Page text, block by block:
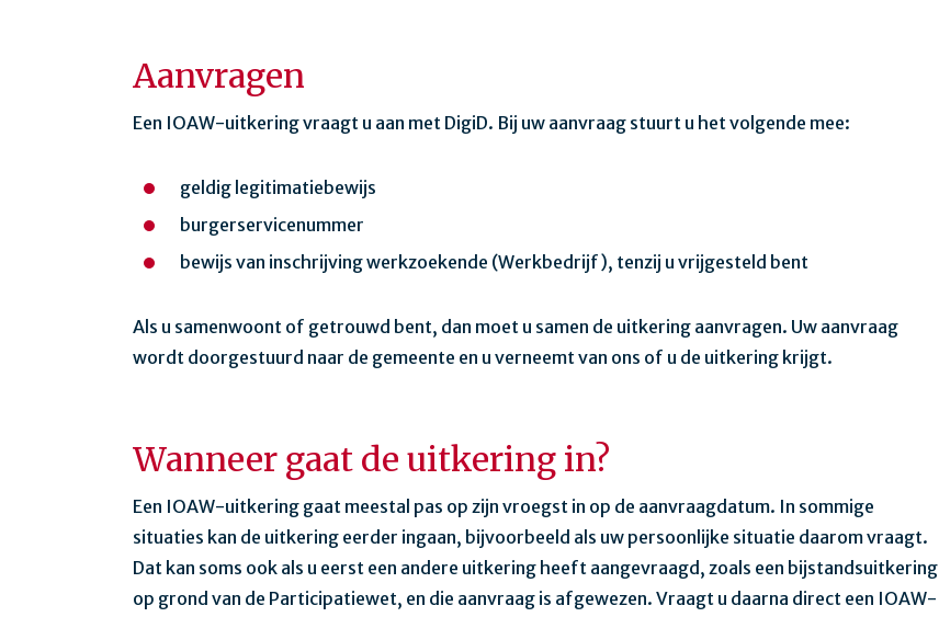
Aanvragen
Een IOAW-uitkering vraagt u aan met DigiD. Bij uw aanvraag stuurt u het volgende mee:
geldig legitimatiebewijs
burgerservicenummer
bewijs van inschrijving werkzoekende (Werkbedrijf), tenzij u vrijgesteld bent
Als u samenwoont of getrouwd bent, dan moet u samen de uitkering aanvragen. Uw aanvraag
wordt doorgestuurd naar de gemeente en u verneemt van ons of u de uitkering krijgt.
Wanneer gaat de uitkering in?
Een IOAW-uitkering gaat meestal pas op zijn vroegst in op de aanvraagdatum. In sommige
situaties kan de uitkering eerder ingaan, bijvoorbeeld als uw persoonlijke situatie daarom vraagt.
Dat kan soms ook als u eerst een andere uitkering heeft aangevraagd, zoals een bijstandsuitkering
op grond van de Participatiewet, en die aanvraag is afgewezen. Vraagt u daarna direct een IOAW-